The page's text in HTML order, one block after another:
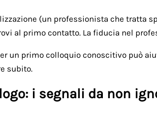
(un professionista che tratta
al primo contatto. La fiducia nel
un primo colloquio conoscitivo può
subito.
i segnali da non